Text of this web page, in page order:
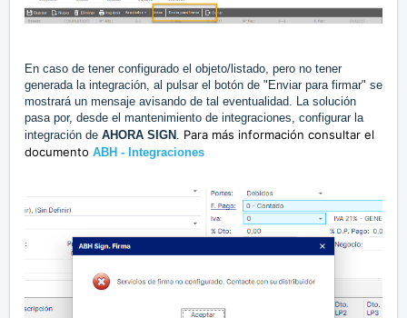
En caso de tener configurado el objeto/listado, pero no tener
generada la integración, al pulsar el botón de "Enviar para firmar" se
mostrará un mensaje avisando de tal eventualidad. La solución
pasa por, desde el mantenimiento de integraciones, configurar la
integración de AHORA SIGN . Para más información consultar el
documento ABH - Integraciones